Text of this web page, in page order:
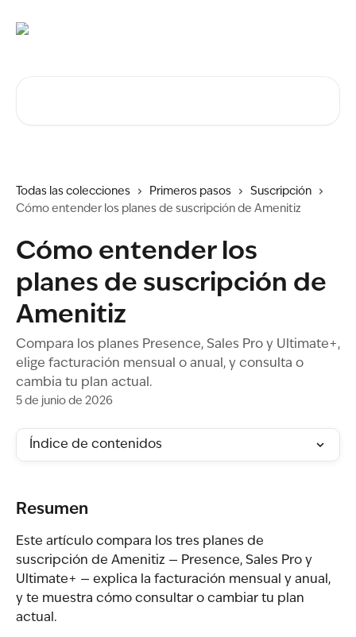
Todas las colecciones Primeros pasos
Suscripción
Cómo entender los planes de suscripción de Amenitiz
Cómo entender los
planes de suscripción de
Amenitiz
Compara los planes Presence, Sales Pro y Ultimate+,
elige facturación mensual o anual, y consulta o
cambia tu plan actual.
5 de junio de 2026
Índice de contenidos
Resumen
Este artículo compara los tres planes de
suscripción de Amenitiz — Presence, Sales Pro y
Ultimate+ — explica la facturación mensual y anual,
y te muestra cómo consultar o cambiar tu plan
actual.